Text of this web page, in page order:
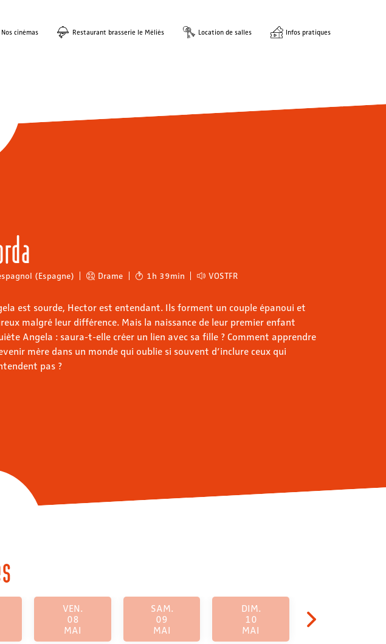
Nos cinémas Restaurant brasserie le Méliès Location de salles Infos pratiques
(Espagne) Drame 1h 39min VOSTFR
est sourde, Hector est entendant. Ils forment un couple épanoui et
malgré leur différence. Mais la naissance de leur premier enfant
Angela : saura-t-elle créer un lien avec sa fille ? Comment apprendre
mère dans un monde qui oublie si souvent d’inclure ceux qui
pas ?
VEN.
08
MAI
SAM.
09
MAI
DIM.
10
MAI